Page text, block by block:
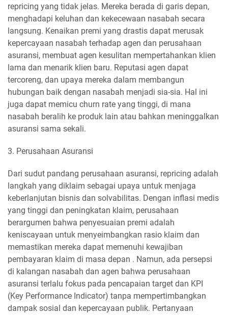
repricing yang tidak jelas. Mereka berada di garis depan,
menghadapi keluhan dan kekecewaan nasabah secara
langsung. Kenaikan premi yang drastis dapat merusak
kepercayaan nasabah terhadap agen dan perusahaan
asuransi, membuat agen kesulitan mempertahankan klien
lama dan menarik klien baru. Reputasi agen dapat
tercoreng, dan upaya mereka dalam membangun
hubungan baik dengan nasabah menjadi sia-sia. Hal ini
juga dapat memicu churn rate yang tinggi, di mana
nasabah beralih ke produk lain atau bahkan meninggalkan
asuransi sama sekali.
3. Perusahaan Asuransi
Dari sudut pandang perusahaan asuransi, repricing adalah
langkah yang diklaim sebagai upaya untuk menjaga
keberlanjutan bisnis dan solvabilitas. Dengan inflasi medis
yang tinggi dan peningkatan klaim, perusahaan
berargumen bahwa penyesuaian premi adalah
keniscayaan untuk menyeimbangkan rasio klaim dan
memastikan mereka dapat memenuhi kewajiban
pembayaran klaim di masa depan . Namun, ada persepsi
di kalangan nasabah dan agen bahwa perusahaan
asuransi terlalu fokus pada pencapaian target dan KPI
(Key Performance Indicator) tanpa mempertimbangkan
dampak sosial dan kepercayaan publik. Pertanyaan